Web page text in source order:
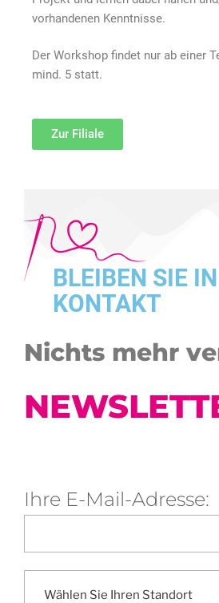
vorhandenen Kenntnisse.
Der Workshop findet nur ab einer
mind. 5 statt.
Zur Filiale
BLEIBEN SIE IN
KONTAKT
Nichts mehr
Ihre E-Mail-Adresse: